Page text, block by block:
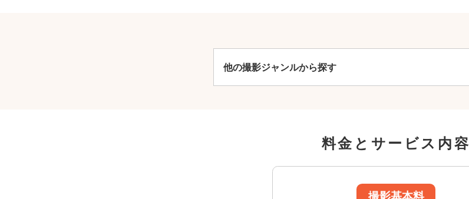
他の撮影ジャンルから探す
料金とサービス内容
写真データ75枚~
60分間(目安)撮影
日時変更料が無料